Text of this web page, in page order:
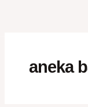
aneka